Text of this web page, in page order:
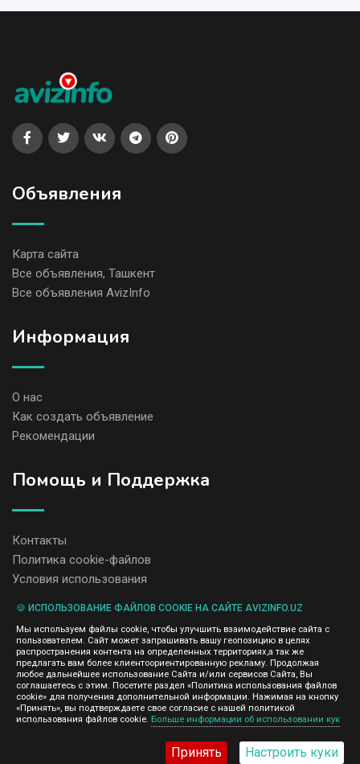
Объявления
Карта сайта
Все объявления, Ташкент
Все объявления AvizInfo
Информация
О нас
Как создать объявление
Рекомендации
Помощь и Поддержка
Контакты
Политика cookie-файлов
Условия использования
содержание размещенных объявлений.
Мы ценим конфиденциальность наших пользователей. Мы не
передаем и не продаем личную информацию зарегистрированных
пользователей AvizInfo.uz третьим лицам. Мы не отвечаем за
правила конфиденциальности сайтов на которые ссылается
AvizInfo.uz. На некоторых страницах нашего сайта представлена
реклама Google Adsense Advertising Network. Чтобы узнать
подробней о правилах конфиденциальности Googleнажмите тут
🍪 ИСПОЛЬЗОВАНИЕ ФАЙЛОВ COOKIE НА САЙТЕ AVIZINFO.UZ
Мы используем файлы cookie, чтобы улучшить взаимодействие сайта с
пользователем. Сайт может запрашивать вашу геопозицию в целях
распространения контента на определенных территориях,а так же
предлагать вам более клиентоориентированную рекламу. Продолжая
любое дальнейшее использование Сайта и/или сервисов Сайта, Вы
соглашаетесь с этим. Посетите раздел «Политика использования файлов
cookie» для получения дополнительной информации. Нажимая на кнопку
«Принять», вы подтверждаете свое согласие с нашей политикой
использования файлов cookie. Больше информации об использовании кук
Принять Настроить куки